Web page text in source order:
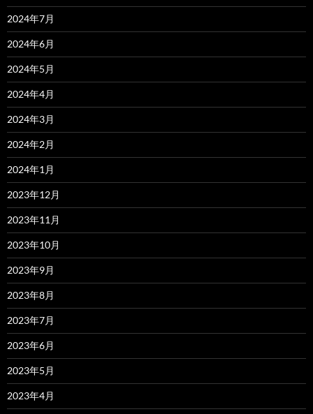
2024年7月
2024年6月
2024年5月
2024年4月
2024年3月
2024年2月
2024年1月
2023年12月
2023年11月
2023年10月
2023年9月
2023年8月
2023年7月
2023年6月
2023年5月
2023年4月